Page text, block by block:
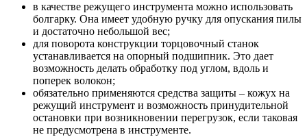
в качестве режущего инструмента можно использовать
болгарку. Она имеет удобную ручку для опускания пилы
и достаточно небольшой вес;
для поворота конструкции торцовочный станок
устанавливается на опорный подшипник. Это дает
возможность делать обработку под углом, вдоль и
поперек волокон;
обязательно применяются средства защиты – кожух на
режущий инструмент и возможность принудительной
остановки при возникновении перегрузок, если таковая
не предусмотрена в инструменте.